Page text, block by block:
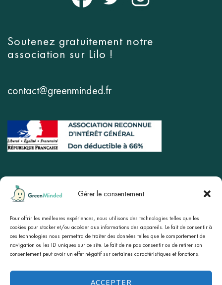
Gérer le consentement
Pour offrir les meilleures expériences, nous utilisons des technologies telles que les
cookies pour stocker et/ou accéder aux informations des appareils. Le fait de consentir à
ces technologies nous permettra de traiter des données telles que le comportement de
navigation ou les ID uniques sur ce site. Le fait de ne pas consentir ou de retirer son
consentement peut avoir un effet négatif sur certaines caractéristiques et fonctions.
ACCEPTER
Soutenez gratuitement notre
association sur Lilo !
contact@greenminded.fr
À propos
Mentions légales
CGV
Politique de confidentialité
Politique de cookies (UE)